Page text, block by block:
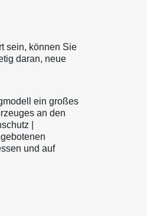
sein, können Sie
daran, neue
ein großes
an den
|
und auf